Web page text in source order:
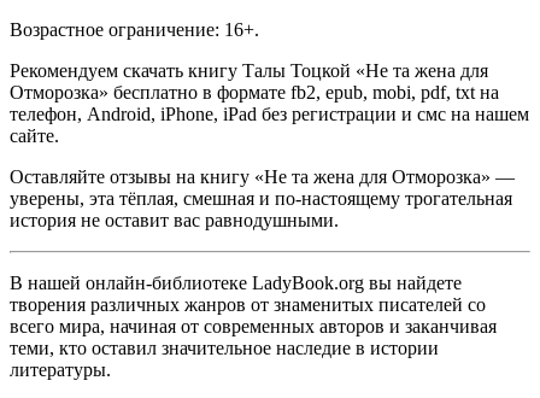
Возрастное ограничение: 16+.
Рекомендуем скачать книгу Талы Тоцкой «Не та жена для
Отморозка» бесплатно в формате fb2, epub, mobi, pdf, txt на
телефон, Android, iPhone, iPad без регистрации и смс на нашем
сайте.
Оставляйте отзывы на книгу «Не та жена для Отморозка» —
уверены, эта тёплая, смешная и по-настоящему трогательная
история не оставит вас равнодушными.
В нашей онлайн-библиотеке LadyBook.org вы найдете
творения различных жанров от знаменитых писателей со
всего мира, начиная от современных авторов и заканчивая
теми, кто оставил значительное наследие в истории
литературы.